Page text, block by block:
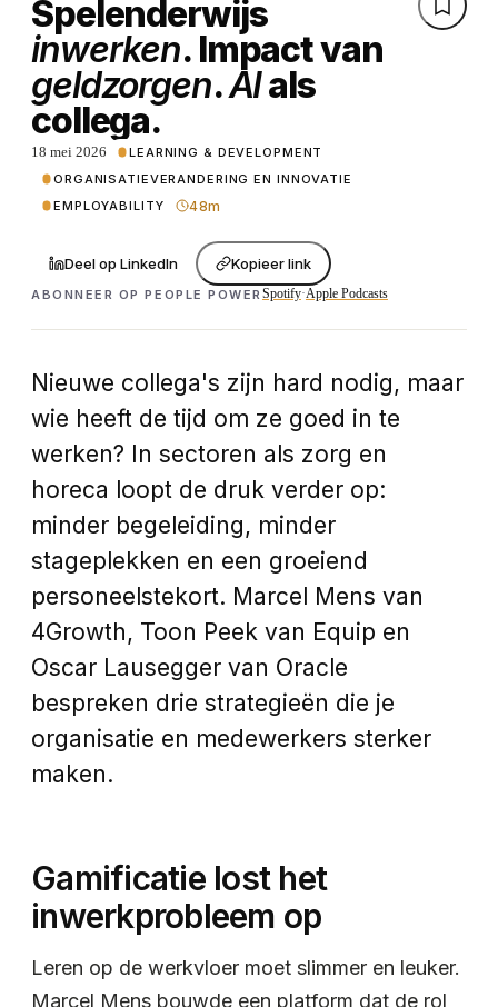
Spelenderwijs
inwerken. Impact van
geldzorgen.AIals
collega.
18 mei 2026
LEARNING & DEVELOPMENT
ORGANISATIEVERANDERING EN INNOVATIE
EMPLOYABILITY
48m
Deel op LinkedIn Kopieer link
ABONNEER OP PEOPLE POWER Spotify·Apple Podcasts
Nieuwe collega's zijn hard nodig, maar
wie heeft de tijd om ze goed in te
werken? In sectoren als zorg en
horeca loopt de druk verder op:
minder begeleiding, minder
stageplekken en een groeiend
personeelstekort. Marcel Mens van
4Growth, Toon Peek van Equip en
Oscar Lausegger van Oracle
bespreken drie strategieën die je
organisatie en medewerkers sterker
maken.
Gamificatie lost het
inwerkprobleem op
Leren op de werkvloer moet slimmer en leuker.
Marcel Mens bouwde een platform dat de rol